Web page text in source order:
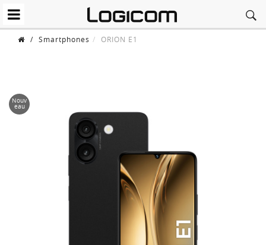
/ Smartphones ORION E1
Nouv
eau